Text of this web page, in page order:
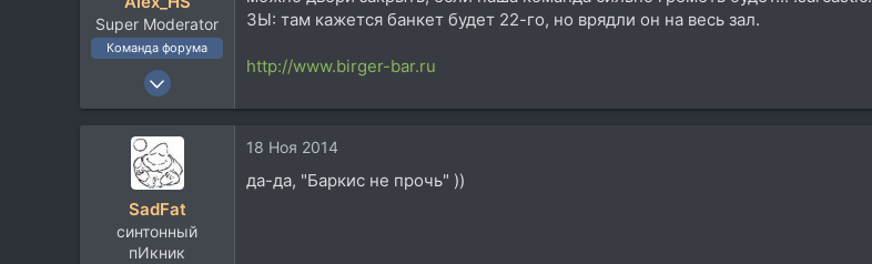
Moscow
Super Moderator
Команда форума
19 Ноя 2002
33.735
Москва
ЗЫ: там кажется банкет будет 22-го, но врядли он на весь зал.
http://www.birger-bar.ru
SadFat
синтонный
пИкник
18 Ноя 2014
да-да, "Баркис не прочь" ))